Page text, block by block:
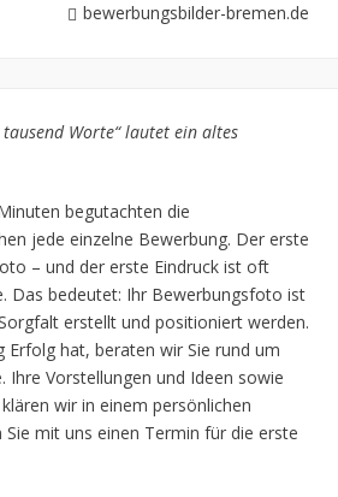
bewerbungsbilder-bremen.de
Worte“ lautet ein altes
begutachten die
jede einzelne Bewerbung. Der erste
– und der erste Eindruck ist oft
Das bedeutet: Ihr Bewerbungsfoto ist
erstellt und positioniert werden.
Erfolg hat, beraten wir Sie rund um
Ihre Vorstellungen und Ideen sowie
wir in einem persönlichen
Sie mit uns einen Termin für die erste